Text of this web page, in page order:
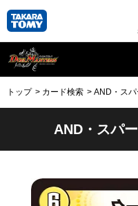
トップ カード検索 AND・ス
AND・スパ